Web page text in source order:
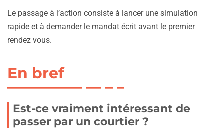
Le passage à l’action consiste à lancer une simulation
rapide et à demander le mandat écrit avant le premier
rendez vous.
En bref
Est-ce vraiment intéressant de
passer par un courtier ?